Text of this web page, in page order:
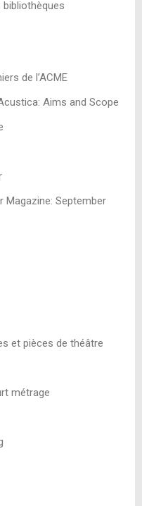
de l’ACME
Aims and Scope
Magazine: September
et pièces de théâtre
métrage